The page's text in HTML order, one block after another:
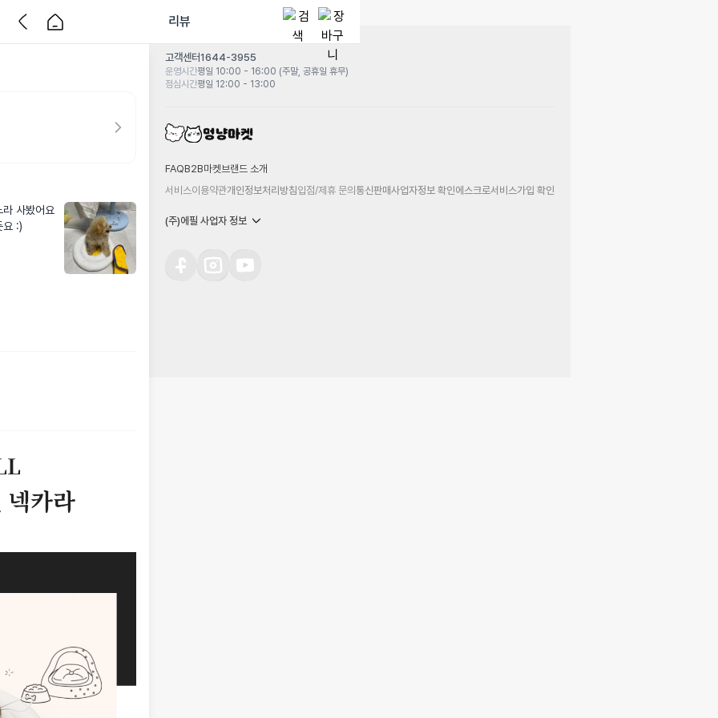
리뷰
사봤어요
요 :)
고객센터1644-3955
운영시간평일 10:00 - 16:00 (주말, 공휴일 휴무)
점심시간평일 12:00 - 13:00
FAQB2B마켓 브랜드 소개
서비스이용약관개인정보처리방침입점/제휴 문의통신판매사업자정보 확인에스크로서비스가입 확인
(주)에필 사업자 정보